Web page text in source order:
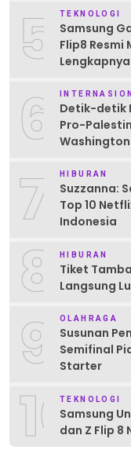
5 TEKNOLOGI
Samsung
Flip8 Resmi
Lengkapnya
6
Detik-detik
Pro-
Washington
7 HIBURAN
Suzzanna:
Top 10
Indonesia
8 HIBURAN
Tiket
Langsung
9 OLAHRAGA
Susunan
Semifinal
Starter
10TEKNOLOGI
Samsung
dan Z Flip 8